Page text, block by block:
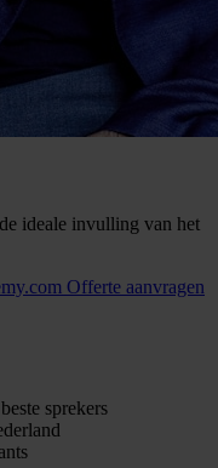
ideale invulling van het
Offerte aanvragen
sprekers